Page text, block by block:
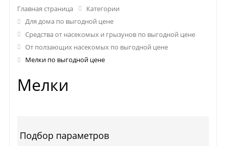
Главная страница
Категории
Для дома по выгодной цене
Средства от насекомых и грызунов по выгодной цене
От ползающих насекомых по выгодной цене
Мелки по выгодной цене
Мелки
Подбор параметров